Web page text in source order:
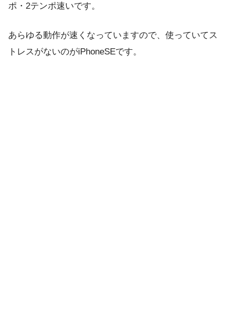
ポ・2テンポ速いです。
あらゆる動作が速くなっていますので、使っていてス
トレスがないのがiPhoneSEです。